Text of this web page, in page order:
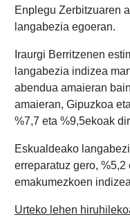
Enplegu Zerbitzuaren
langabezia egoeran.
Iraurgi Berritzenen
langabezia indizea
abendua amaieran
amaieran, Gipuzkoa
%7,7 eta %9,5ekoak
Eskualdeako
erreparatuz gero,
emakumezkoen
Urteko lehen